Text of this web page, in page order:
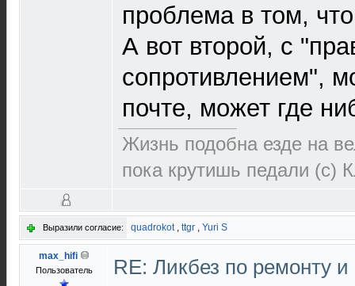
проблема в том,
А вот второй, с
сопротивлением",
почте, может где
Жизнь подобна езде на
пока крутишь педали (с)
Выразили согласие: quadrokot, ttgr , Yuri S
max_hifi
Пользователь
RE: Ликбез по ремонту